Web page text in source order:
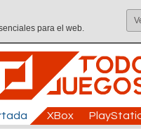
para el web.
XBox